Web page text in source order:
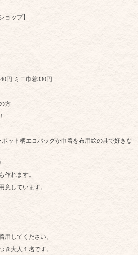
ョップ】
円 ミニ巾着330円
方
ット柄エコバッグか巾着を布用絵の具で好きな
作れます。
意しています。
用してください。
き大人１名です。